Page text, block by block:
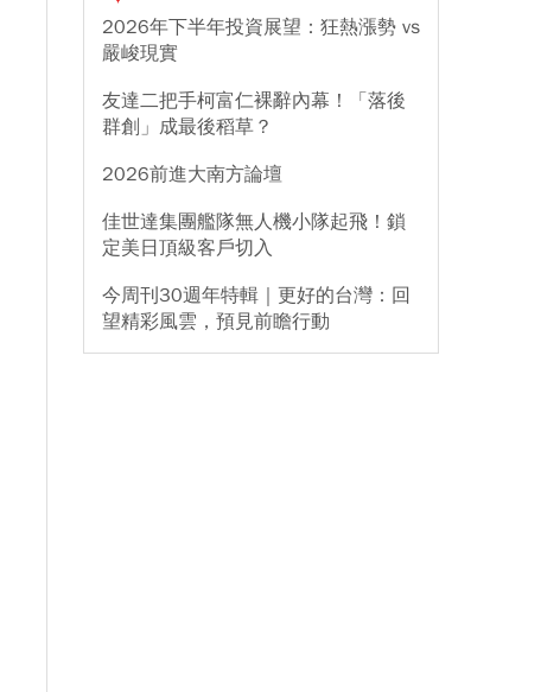
2026年下半年投資展望：狂熱漲勢 vs
嚴峻現實
友達二把手柯富仁裸辭內幕！「落後
群創」成最後稻草？
2026前進大南方論壇
佳世達集團艦隊無人機小隊起飛！鎖
定美日頂級客戶切入
今周刊30週年特輯｜更好的台灣：回
望精彩風雲，預見前瞻行動